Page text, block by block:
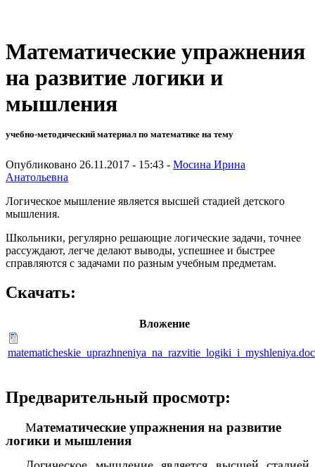
Математические упражнения
на развитие логики и
мышления
учебно-методический материал по математике на тему
Опубликовано 26.11.2017 - 15:43 - Мосина Ирина
Анатольевна
Логическое мышление является высшей стадией детского
мышления.
Школьники, регулярно решающие логические задачи, точнее
рассуждают, легче делают выводы, успешнее и быстрее
справляются с задачами по разным учебным предметам.
Скачать:
Вложение
Предварительный просмотр:
Математические упражнения на развитие
логики и мышления